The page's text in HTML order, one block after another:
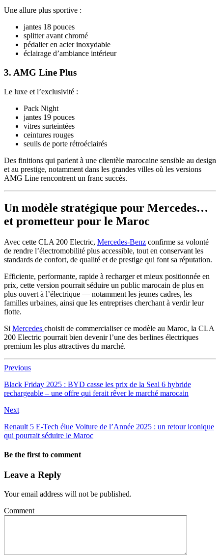
Une allure plus sportive :
jantes 18 pouces
splitter avant chromé
pédalier en acier inoxydable
éclairage d’ambiance intérieur
3. AMG Line Plus
Le luxe et l’exclusivité :
Pack Night
jantes 19 pouces
vitres surteintées
ceintures rouges
seuils de porte rétroéclairés
Des finitions qui parlent à une clientèle marocaine sensible au design
et au prestige, notamment dans les grandes villes où les versions
AMG Line rencontrent un franc succès.
Un modèle stratégique pour Mercedes…
et prometteur pour le Maroc
Avec cette CLA 200 Electric, Mercedes-Benz confirme sa volonté
de rendre l’électromobilité plus accessible, tout en conservant les
standards de confort, de qualité et de prestige qui font sa réputation.
Efficiente, performante, rapide à recharger et mieux positionnée en
prix, cette version pourrait séduire un public marocain de plus en
plus ouvert à l’électrique — notamment les jeunes cadres, les
familles urbaines, ainsi que les entreprises cherchant à verdir leur
flotte.
Si Mercedes choisit de commercialiser ce modèle au Maroc, la CLA
200 Electric pourrait bien devenir l’une des berlines électriques
premium les plus attractives du marché.
Previous
Black Friday 2025 : BYD casse les prix de la Seal 6 hybride
rechargeable – une offre qui ferait rêver le marché marocain
Next
Renault 5 E-Tech élue Voiture de l’Année 2025 : un retour iconique
qui pourrait séduire le Maroc
Be the first to comment
Leave a Reply
Your email address will not be published.
Comment